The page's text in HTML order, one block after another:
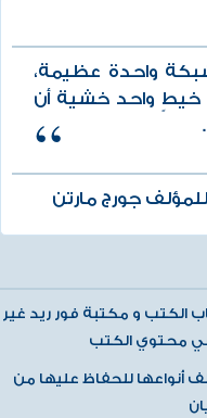
واحدة عظيمة،
خيطٍ واحد خشية أن
جورج مارتن
الكتب و مكتبة فور ريد غير
محتوي الكتب
أنواعها للحفاظ عليها من